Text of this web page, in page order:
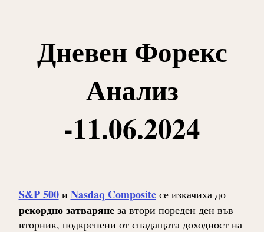
Дневен Форекс
Анализ
-11.06.2024
S&P 500и Nasdaq Compositeсе изкачиха до
рекордно затварянеза втори пореден ден във
вторник, подкрепени от спадащата доходност на